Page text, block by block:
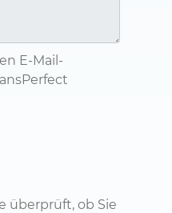
E-Mail-
überprüft, ob Sie